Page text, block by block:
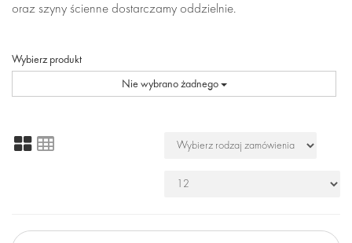
oraz szyny ścienne dostarczamy oddzielnie.
Wybierz produkt
Nie wybrano żadnego